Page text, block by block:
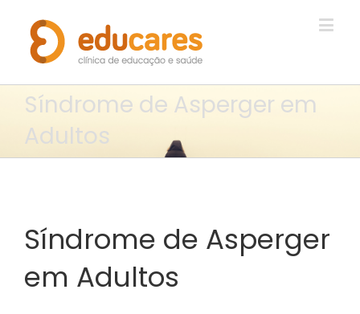
Síndrome de Asperger em
Adultos
Síndrome de Asperger
em Adultos